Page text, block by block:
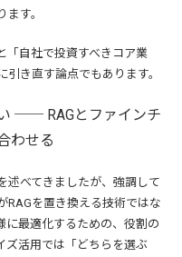
す。
「自社で投資すべきコア業
き直す論点でもあります。
── RAGとファインチ
わせる
述べてきましたが、強調して
RAGを置き換える技術ではな
に最適化するための、役割の
ズ活用では「どちらを選ぶ